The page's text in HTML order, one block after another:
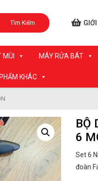
Tìm Kiếm
MÙI MÁY RỬA BÁT
KHÁC
BỘ
6
Set 6
đoàn